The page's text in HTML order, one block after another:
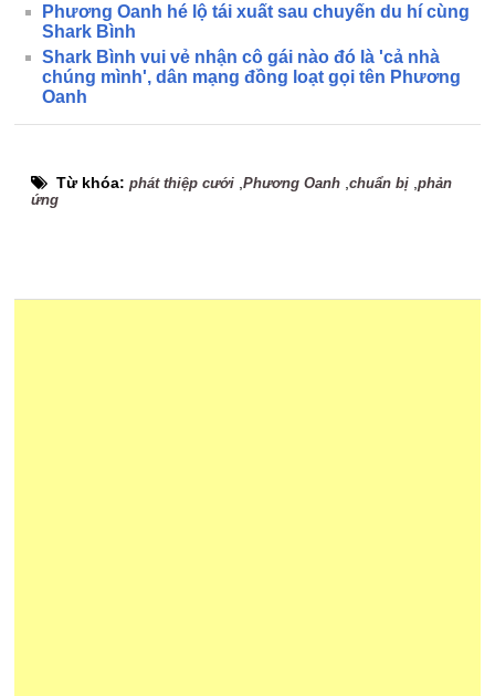
Phương Oanh hé lộ tái xuất sau chuyến du hí cùng
Shark Bình
Shark Bình vui vẻ nhận cô gái nào đó là 'cả nhà
chúng mình', dân mạng đồng loạt gọi tên Phương
Oanh
Từ khóa:phát thiệp cưới ,Phương Oanh ,chuẩn bị ,phản
ứng